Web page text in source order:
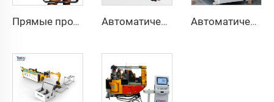
Прямые продажи с завода, двухголовочный автоматический гидравлический трубогибочный станок с ЧПУ, станок для гибки труб из углеродистой стали Автоматическая полностью электрическая ротационная двусторонняя гибочная машина серии CNC для металлических стальных труб, трубогибочные станки Автоматический двухрукавный трубогибочный станок CNC одновременная двухсторонняя система формовки труб для выхлопных систем и перил